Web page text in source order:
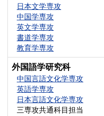
日本文学専攻
中国学専攻
英文学専攻
書道学専攻
教育学専攻
外国語学研究科
中国言語文化学専攻
英語学専攻
日本言語文化学専攻
三専攻共通科目担当